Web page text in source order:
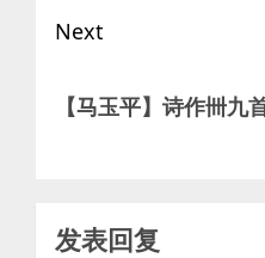
Next
post:
【马玉平】诗作卌九
发表回复